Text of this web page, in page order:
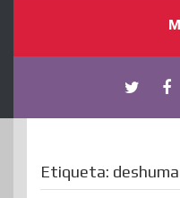
Etiqueta: